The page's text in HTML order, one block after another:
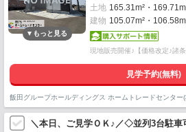
土地 165.31m²・
建物 105.07m²・
現地販売開催♪【価格改定♪諸
見学予約(無料)
飯田グループホールディングス ホームトレードセンター
＼本日、ご見学ＯＫ♪／◇並列3台駐車